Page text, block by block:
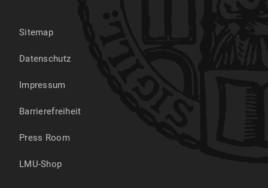
Sitemap
Datenschutz
Impressum
Barrierefreiheit
Press Room
LMU-Shop